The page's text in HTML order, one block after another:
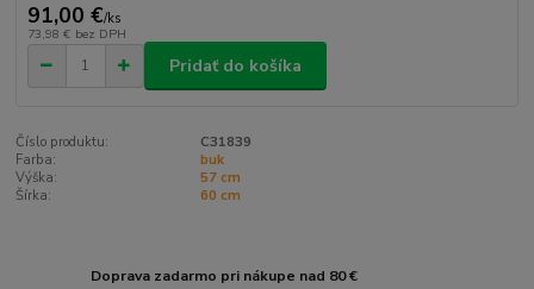
91,00 €/ks
73,98 € bez DPH
Pridať do košíka
Číslo produktu:
C31839
Farba:
buk
Výška:
57 cm
Šírka:
60 cm
Doprava zadarmo pri nákupe nad 80 €